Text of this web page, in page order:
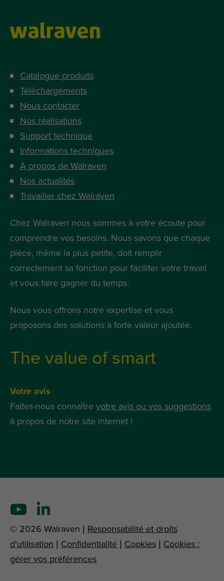
Catalogue produits
Téléchargements
Nous contacter
Nos réalisations
Support technique
Informations techniques
A propos de Walraven
Nos actualités
Travailler chez Walraven
Chez Walraven nous sommes à votre écoute pour
comprendre vos besoins. Nous savons que chaque
pièce, même la plus petite, doit remplir
correctement sa fonction pour faciliter votre travail
et vous faire gagner du temps.
Nous vous offrons notre expertise et vous
proposons des solutions à forte valeur ajoutée.
The value of smart
Votre avis
Faites-nous connaître votre avis ou vos suggestions
à propos de notre site internet !
© 2026 Walraven | Responsabilité et droits
d'utilisation | Confidentialité | Cookies | Cookies :
gérer vos préférences